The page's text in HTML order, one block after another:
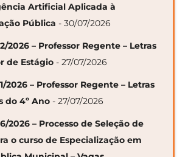
Artificial Aplicada à
Pública - 30/07/2026
2026 – Professor Regente – Letras
de Estágio - 27/07/2026
2026 – Professor Regente – Letras
do 4º Ano - 27/07/2026
2026 – Processo de Seleção de
o curso de Especialização em